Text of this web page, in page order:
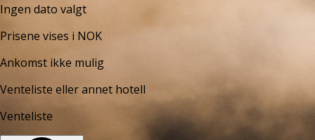
Ingen dato valgt
Prisene vises i NOK
Ankomst ikke mulig
Venteliste eller annet hotell
Venteliste